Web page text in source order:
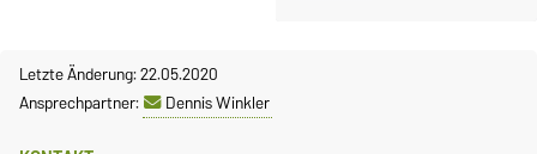
Letzte Änderung: 22.05.2020
Ansprechpartner:
Dennis Winkler